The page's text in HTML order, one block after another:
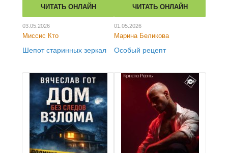
ЧИТАТЬ ОНЛАЙН
03.05.2026
Миссис Кто
Шепот старинных зеркал
ЧИТАТЬ ОНЛАЙН
01.05.2026
Марина Беликова
Особый рецепт